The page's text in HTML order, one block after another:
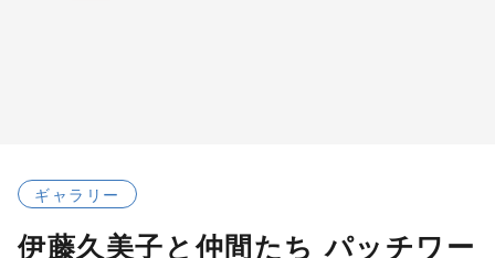
ギャラリー
伊藤久美子と仲間たち パッチワー